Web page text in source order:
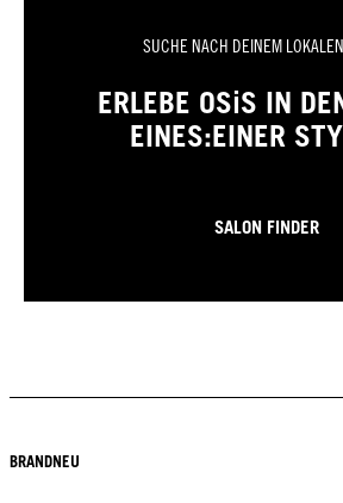
SUCHE NACH DEINEM
ERLEBE OSiS IN
EINES:EINER
SALON FINDER
BRANDNEU